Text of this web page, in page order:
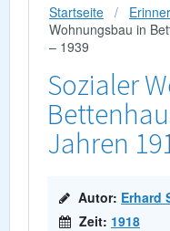
Startseite
Wohnungsbau in
– 1939
Sozialer
Jahren
Autor: Erhard
Zeit: 1918